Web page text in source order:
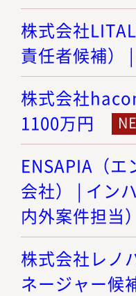
株式会社
責任者候補）
株式会社
1100万円
ENSAPIA（
会社） | イン
内外案件担当
株式会社レノ
ネージャー候